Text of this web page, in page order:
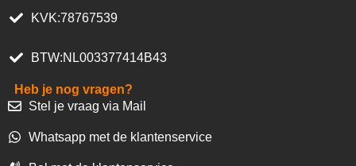
KVK:78767539
BTW:NL003377414B43
Heb je nog vragen?
Stel je vraag via Mail
Whatsapp met de klantenservice